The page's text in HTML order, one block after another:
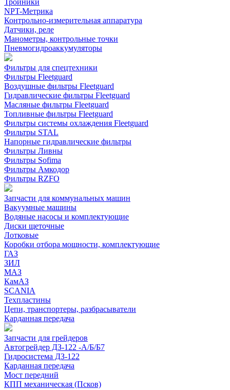
Тройники
NPT-Метрика
Контрольно-измерительная аппаратура
Датчики, реле
Манометры, контрольные точки
Пневмогидроаккумуляторы
Фильтры для спецтехники
Фильтры Fleetguard
Воздушные фильтры Fleetguard
Гидравлические фильтры Fleetguard
Масляные фильтры Fleetguard
Топливные фильтры Fleetguard
Фильтры системы охлаждения Fleetguard
Фильтры STAL
Напорные гидравлические фильтры
Фильтры Ливны
Фильтры Sofima
Фильтры Амкодор
Фильтры RZFO
Запчасти для коммунальных машин
Вакуумные машины
Водяные насосы и комплектующие
Диски щеточные
Лотковые
Коробки отбора мощности, комплектующие
ГАЗ
ЗИЛ
МАЗ
КамАЗ
SCANIA
Техпластины
Цепи, транспортеры, разбрасыватели
Карданная передача
Запчасти для грейдеров
Автогрейдер ДЗ-122 -А/Б/Б7
Гидросистема ДЗ-122
Карданная передача
Мост передний
КПП механическая (Псков)